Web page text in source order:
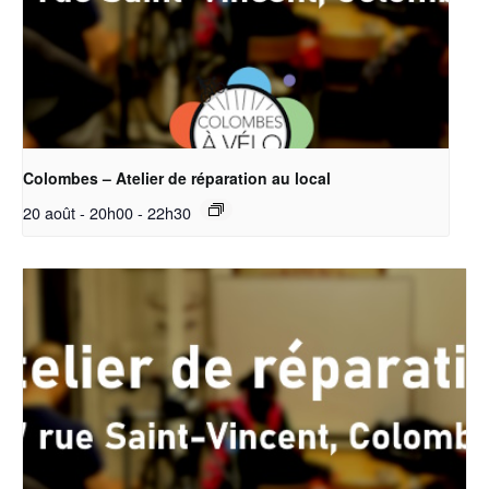
Colombes – Atelier de réparation au local
20 août - 20h00- 22h30